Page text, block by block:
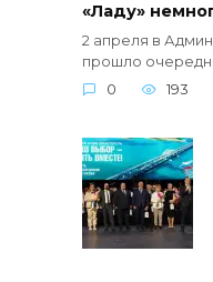
«Ладу»
2 апреля в
прошло
0
193